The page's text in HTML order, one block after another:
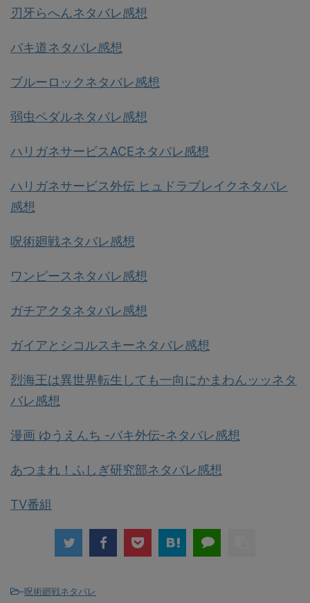
刃牙らへんネタバレ感想
バキ道ネタバレ感想
ブルーロックネタバレ感想
弱虫ペダルネタバレ感想
ハリガネサービスACEネタバレ感想
ハリガネサービス外伝 ヒュドラブレイクネタバレ
感想
呪術廻戦ネタバレ感想
ワンピースネタバレ感想
ガチアクタネタバレ感想
ガイアとシコルスキーネタバレ感想
烈海王は異世界転生しても一向にかまわんッッネタ
バレ感想
漫画 ゆうえんち -バキ外伝-ネタバレ感想
あつまれ！ふしぎ研究部ネタバレ感想
TV番組
-呪術廻戦ネタバレ